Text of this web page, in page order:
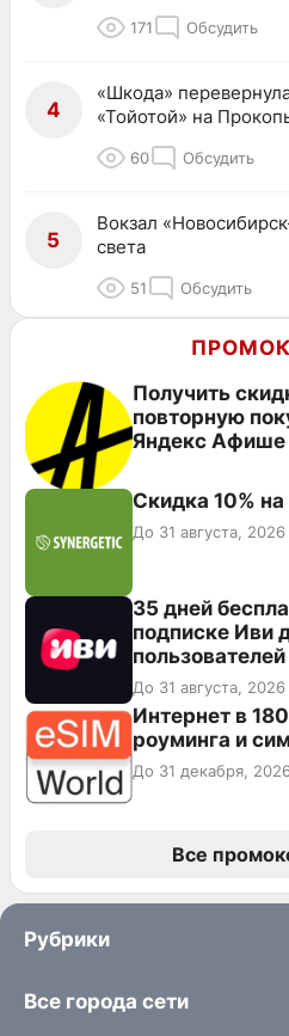
171 Обсудить
4
«Шкода»
«Тойотой» на
60 Обсудить
5
Вокзал
света
51 Обсудить
Получить
повторную
Яндекс Афише
Скидка 10%
До 31 августа, 2026
35 дней
подписке Иви
пользователей
До 31 августа, 2026
Интернет в
роуминга и
До 31 декабря,
Все
Рубрики
Все города сети